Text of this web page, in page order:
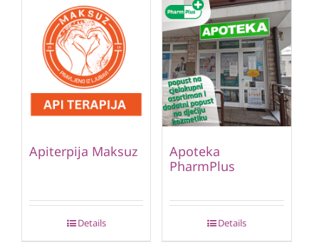
Apiterpija Maksuz
Details
Apoteka
PharmPlus
Details